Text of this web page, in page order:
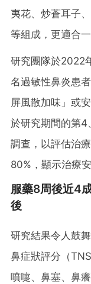
夷花、炒蒼耳子
等組成，更適合
研究團隊於2022
名過敏性鼻炎患
屏風散加味」或
於研究期間的第4
調查，以評估治
80%，顯示治療
服藥8周後近4
後
研究結果令人鼓
鼻症狀評分（
噴嚏、鼻塞、鼻